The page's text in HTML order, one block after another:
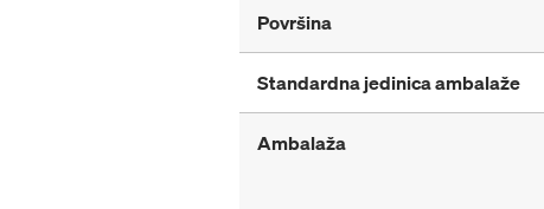
Površina
Standardna jedinica ambalaže
Ambalaža